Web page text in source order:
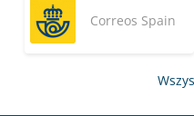
Correos Spain